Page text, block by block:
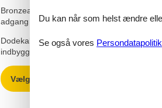
Bronzealderhøjen Birket Bavnehøj er
adgang til toppen ad trapper gennem et
Dodekalitten er 12 stenstøtter, hver 7-8m
indbygget lydanlæg og synger. Værket
Vælg mellem 94 sommerhuse
Du kan når som helst ændre
Se også vores Persondatapolitik